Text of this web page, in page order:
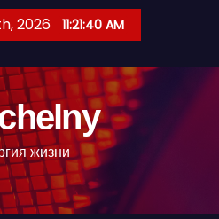
2026 11:21:41 AM
жизни